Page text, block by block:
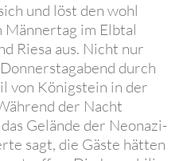
und löst den wohl
im Elbtal
Riesa aus. Nicht nur
Donnerstagabend durch
von Königstein in der
der Nacht
Gelände der Neonazi-
sagt, die Gäste hätten